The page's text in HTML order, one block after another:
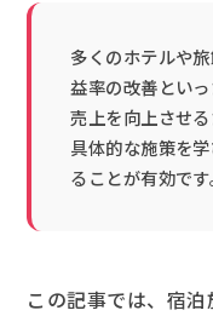
多くのホテルや
益率の改善といっ
売上を向上させ
具体的な施策を
ることが有効です
この記事では、宿